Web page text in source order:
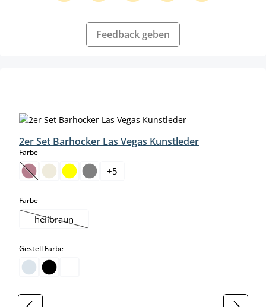
Feedback geben
2er Set Barhocker Las Vegas Kunstleder
Farbeauswählen
(Diese Option ist zurzeit nicht verfügbar.)
+5
Farbeauswählen
hellbraun
(Diese Option ist zurzeit nicht verfügbar.)
Gestell Farbeauswählen